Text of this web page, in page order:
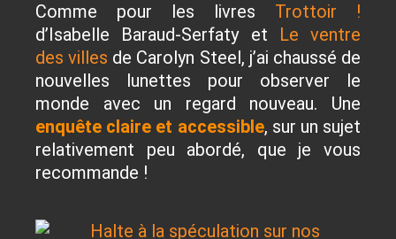
Comme pour les livres Trottoir !
d’Isabelle Baraud-Serfaty et Le ventre
des villes de Carolyn Steel, j’ai chaussé de
nouvelles lunettes pour observer le
monde avec un regard nouveau. Une
enquête claire et accessible, sur un sujet
relativement peu abordé, que je vous
recommande !